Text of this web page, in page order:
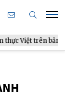
Việt trên bản đồ